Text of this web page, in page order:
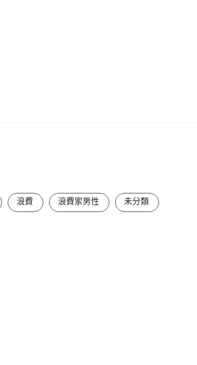
浪費 浪費家男性
未分類